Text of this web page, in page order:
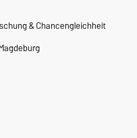
& Chancengleichheit